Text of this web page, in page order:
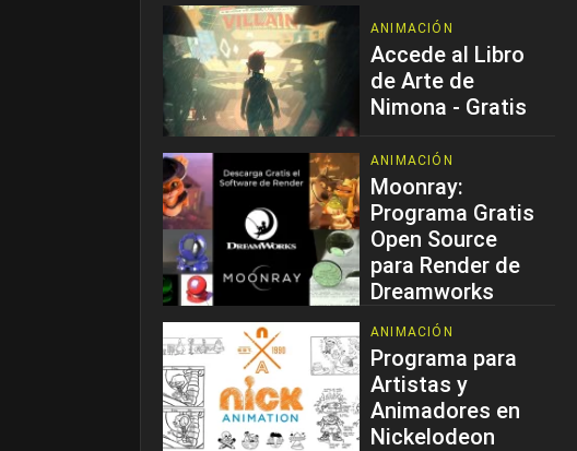
ANIMACIÓN
Accede al Libro
de Arte de
Nimona - Gratis
ANIMACIÓN
Moonray:
Programa Gratis
Open Source
para Render de
Dreamworks
ANIMACIÓN
Programa para
Artistas y
Animadores en
Nickelodeon